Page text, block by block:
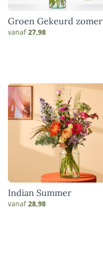
Groen Gekeurd zomer
vanaf27,98
Indian Summer
vanaf28,98